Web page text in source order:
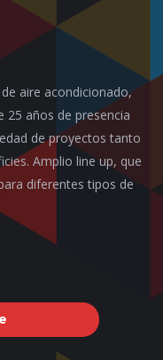
aire acondicionado,
25 años de presencia
de proyectos tanto
Amplio line up, que
diferentes tipos de